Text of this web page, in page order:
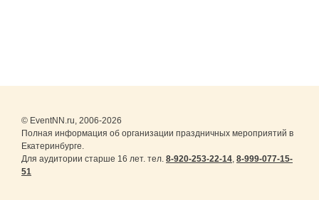
© EventNN.ru, 2006-2026
Полная информация об организации праздничных мероприятий в
Екатеринбурге.
Для аудитории старше 16 лет. тел. 8-920-253-22-14, 8-999-077-15-
51